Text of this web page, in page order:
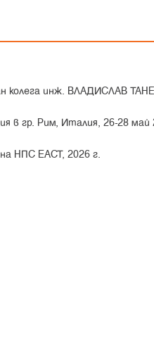
колега инж. ВЛАДИСЛАВ
в гр. Рим, Италия, 26-28 май
НПС ЕАСТ, 2026 г.